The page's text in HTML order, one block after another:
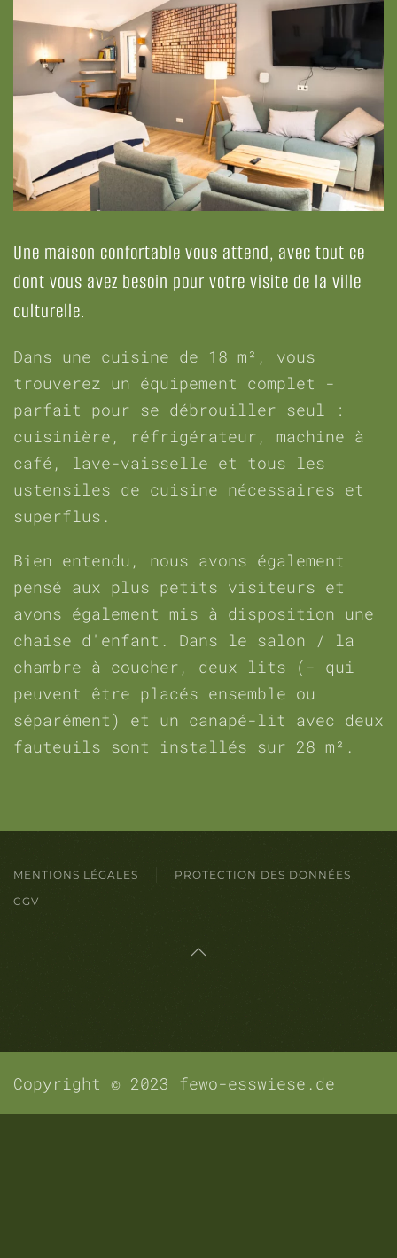
Une maison confortable vous attend, avec tout ce
dont vous avez besoin pour votre visite de la ville
culturelle.
Dans une cuisine de 18 m², vous
trouverez un équipement complet -
parfait pour se débrouiller seul :
cuisinière, réfrigérateur, machine à
café, lave-vaisselle et tous les
ustensiles de cuisine nécessaires et
superflus.
Bien entendu, nous avons également
pensé aux plus petits visiteurs et
avons également mis à disposition une
chaise d'enfant. Dans le salon / la
chambre à coucher, deux lits (- qui
peuvent être placés ensemble ou
séparément) et un canapé-lit avec deux
fauteuils sont installés sur 28 m².
MENTIONS LÉGALES
PROTECTION DES DONNÉES
CGV
Copyright © 2023 fewo-esswiese.de